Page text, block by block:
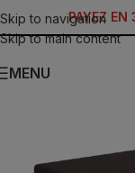
Skip to navigation
Skip to main content
PAYEZ
MENU